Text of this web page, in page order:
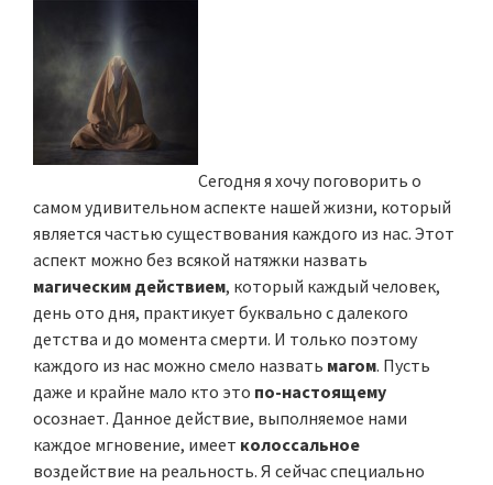
Сегодня я хочу поговорить о
самом удивительном аспекте нашей жизни, который
является частью существования каждого из нас. Этот
аспект можно без всякой натяжки назвать
магическим действием, который каждый человек,
день ото дня, практикует буквально с далекого
детства и до момента смерти. И только поэтому
каждого из нас можно смело назвать магом. Пусть
даже и крайне мало кто это по-настоящему
осознает. Данное действие, выполняемое нами
каждое мгновение, имеет колоссальное
воздействие на реальность. Я сейчас специально